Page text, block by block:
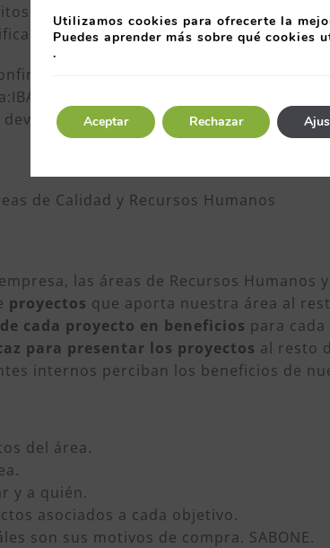
necesarios para poder ser bonificada
de forma gratuita, como servicio
por el Club, para considerar
ES81 0030 7165 1008 5005 9273,
el importe abonado en caso de
de Calidad y Recursos Humanos
las áreas de Recursos Humanos
proyectos que aporta nuestra área al
cada proyecto en beneficios para
para presentar los proyectos al resto
internos perciban los beneficios de
del área.
y a quién.
asociados a cada objetivo.
son sus motivos de compra. SABONE.
Utilizamos cookies para ofrecerte la
Puedes aprender más sobre qué cookies
.
Aceptar Rechazar